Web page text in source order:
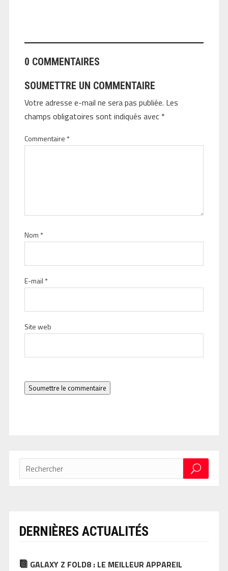
0 COMMENTAIRES
SOUMETTRE UN COMMENTAIRE
Votre adresse e-mail ne sera pas publiée. Les
champs obligatoires sont indiqués avec *
Commentaire *
Nom *
E-mail *
Site web
Soumettre le commentaire
DERNIÈRES ACTUALITÉS
GALAXY Z FOLD8 : LE MEILLEUR APPAREIL